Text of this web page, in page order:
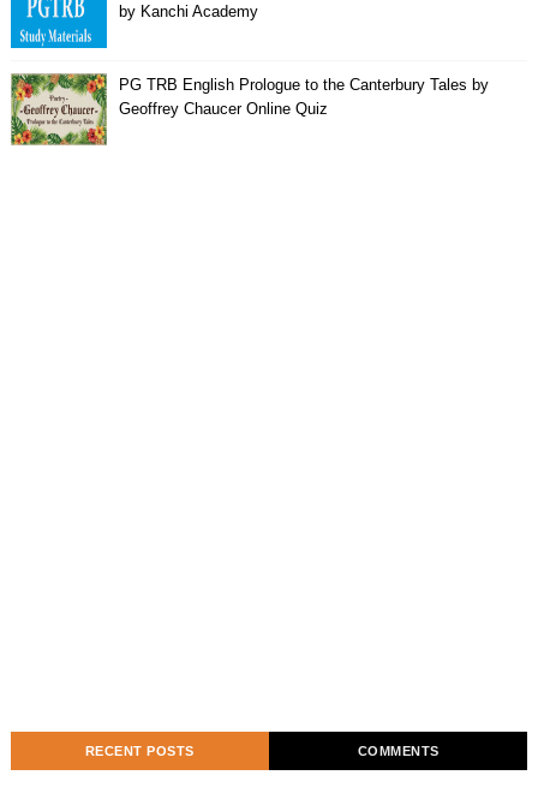
by Kanchi Academy
PG TRB English Prologue to the Canterbury Tales by
Geoffrey Chaucer Online Quiz
RECENT POSTS COMMENTS